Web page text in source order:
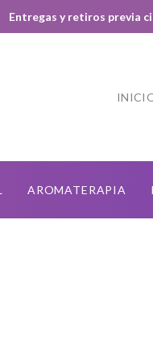
Entregas y retiros previa
AROMATERAPIA